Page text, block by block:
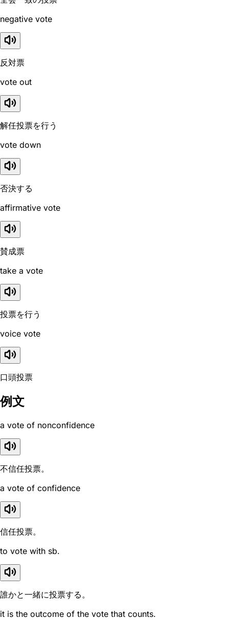
negative vote
反対票
vote out
解任投票を行う
vote down
否決する
affirmative vote
賛成票
take a vote
投票を行う
voice vote
口頭投票
例文
a vote of nonconfidence
不信任投票。
a vote of confidence
信任投票。
to vote with sb.
誰かと一緒に投票する。
it is the outcome of the vote that counts.